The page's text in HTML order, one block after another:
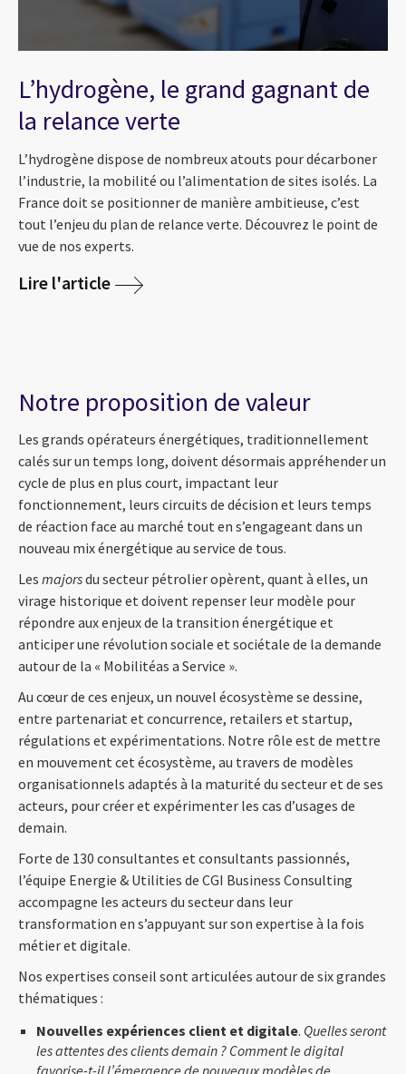
L’hydrogène, le grand gagnant de
la relance verte
L’hydrogène dispose de nombreux atouts pour décarboner
l’industrie, la mobilité ou l’alimentation de sites isolés. La
France doit se positionner de manière ambitieuse, c’est
tout l’enjeu du plan de relance verte. Découvrez le point de
vue de nos experts.
Lire l'article
Notre proposition de valeur
Les grands opérateurs énergétiques, traditionnellement
calés sur un temps long, doivent désormais appréhender un
cycle de plus en plus court, impactant leur
fonctionnement, leurs circuits de décision et leurs temps
de réaction face au marché tout en s’engageant dans un
nouveau mix énergétique au service de tous.
Les majorsdu secteur pétrolier opèrent, quant à elles, un
virage historique et doivent repenser leur modèle pour
répondre aux enjeux de la transition énergétique et
anticiper une révolution sociale et sociétale de la demande
autour de la « Mobilitéas a Service ».
Au cœur de ces enjeux, un nouvel écosystème se dessine,
entre partenariat et concurrence, retailers et startup,
régulations et expérimentations. Notre rôle est de mettre
en mouvement cet écosystème, au travers de modèles
organisationnels adaptés à la maturité du secteur et de ses
acteurs, pour créer et expérimenter les cas d’usages de
demain.
Forte de 130 consultantes et consultants passionnés,
l’équipe Energie & Utilities de CGI Business Consulting
accompagne les acteurs du secteur dans leur
transformation en s’appuyant sur son expertise à la fois
métier et digitale.
Nos expertises conseil sont articulées autour de six grandes
thématiques :
Nouvelles expériences client et digitale. Quelles seront
les attentes des clients demain ? Comment le digital
favorise-t-il l’émergence de nouveaux modèles de